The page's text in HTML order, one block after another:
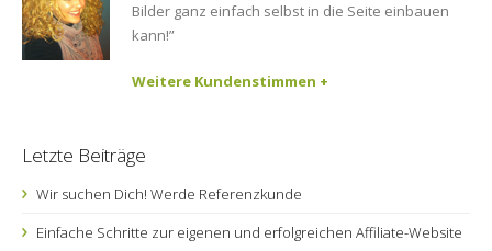
Bilder ganz einfach selbst in die Seite einbauen
kann!”
Weitere Kundenstimmen +
Letzte Beiträge
Wir suchen Dich! Werde Referenzkunde
Einfache Schritte zur eigenen und erfolgreichen Affiliate-Website